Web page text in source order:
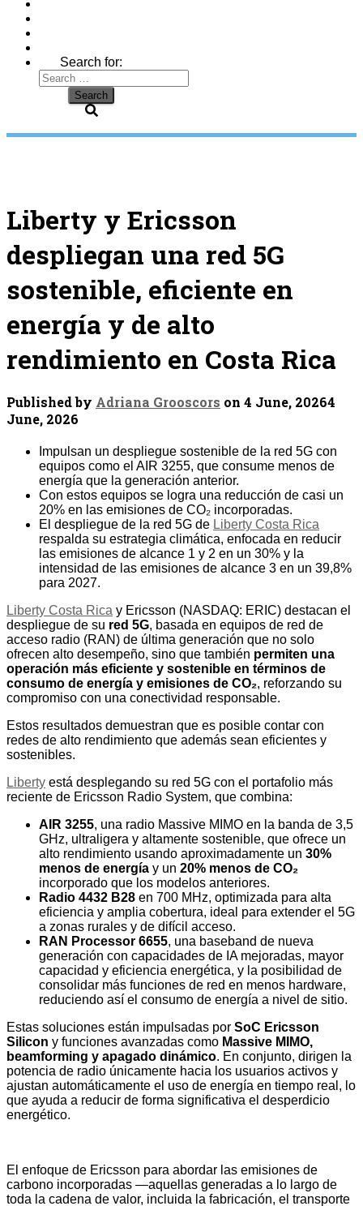
Search for:
Liberty y Ericsson
despliegan una red 5G
sostenible, eficiente en
energía y de alto
rendimiento en Costa Rica
Published by Adriana Grooscors on 4 June, 20264
June, 2026
Impulsan un despliegue sostenible de la red 5G con
equipos como el AIR 3255, que consume menos de
energía que la generación anterior.
Con estos equipos se logra una reducción de casi un
20% en las emisiones de CO₂ incorporadas.
El despliegue de la red 5G de Liberty Costa Rica
respalda su estrategia climática, enfocada en reducir
las emisiones de alcance 1 y 2 en un 30% y la
intensidad de las emisiones de alcance 3 en un 39,8%
para 2027.
Liberty Costa Rica y Ericsson (NASDAQ: ERIC) destacan el
despliegue de su red 5G, basada en equipos de red de
acceso radio (RAN) de última generación que no solo
ofrecen alto desempeño, sino que también permiten una
operación más eficiente y sostenible en términos de
consumo de energía y emisiones de CO₂, reforzando su
compromiso con una conectividad responsable.
Estos resultados demuestran que es posible contar con
redes de alto rendimiento que además sean eficientes y
sostenibles.
Liberty está desplegando su red 5G con el portafolio más
reciente de Ericsson Radio System, que combina:
AIR 3255, una radio Massive MIMO en la banda de 3,5
GHz, ultraligera y altamente sostenible, que ofrece un
alto rendimiento usando aproximadamente un 30%
menos de energía y un 20% menos de CO₂
incorporado que los modelos anteriores.
Radio 4432 B28 en 700 MHz, optimizada para alta
eficiencia y amplia cobertura, ideal para extender el 5G
a zonas rurales y de difícil acceso.
RAN Processor 6655, una baseband de nueva
generación con capacidades de IA mejoradas, mayor
capacidad y eficiencia energética, y la posibilidad de
consolidar más funciones de red en menos hardware,
reduciendo así el consumo de energía a nivel de sitio.
Estas soluciones están impulsadas por SoC Ericsson
Silicon y funciones avanzadas como Massive MIMO,
beamforming y apagado dinámico. En conjunto, dirigen la
potencia de radio únicamente hacia los usuarios activos y
ajustan automáticamente el uso de energía en tiempo real, lo
que ayuda a reducir de forma significativa el desperdicio
energético.
El enfoque de Ericsson para abordar las emisiones de
carbono incorporadas —aquellas generadas a lo largo de
toda la cadena de valor, incluida la fabricación, el transporte